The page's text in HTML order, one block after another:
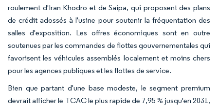
roulement d'Iran Khodro et de Saipa, qui proposent des plans
de crédit adossés à l'usine pour soutenir la fréquentation des
salles d'exposition. Les offres économiques sont en outre
soutenues par les commandes de flottes gouvernementales qui
favorisent les véhicules assemblés localement et moins chers
pour les agences publiques et les flottes de service.
Bien que partant d'une base modeste, le segment premium
devrait afficher le TCAC le plus rapide de 7,95 % jusqu'en 2031,